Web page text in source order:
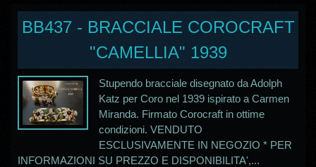
BB437 - BRACCIALE COROCRAFT
"CAMELLIA" 1939
Stupendo bracciale disegnato da Adolph
Katz per Coro nel 1939 ispirato a Carmen
Miranda. Firmato Corocraft in ottime
condizioni. VENDUTO
ESCLUSIVAMENTE IN NEGOZIO * PER
INFORMAZIONI SU PREZZO E DISPONIBILITA',...